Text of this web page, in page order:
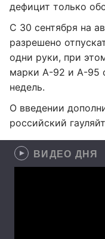
дефицит только
С 30 сентября на
разрешено
одни руки, при
марки А-92 и А-95
недель.
О введении
российский
ВИДЕО ДНЯ